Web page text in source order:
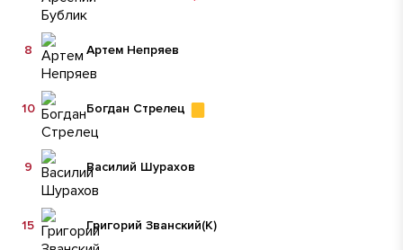
Артем Непряев
8
Богдан Стрелец
10
Василий Шурахов
9
Григорий Званский(К)
15